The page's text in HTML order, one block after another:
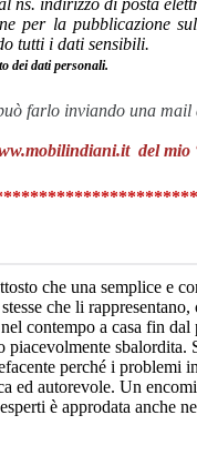
ns. indirizzo di posta
per la
tutti i dati sensibili.
dei dati personali.
farlo inviando una mail
del
che una semplice e
che li
contempo a casa fin
perché i
ed autorevole. Un
è approdata anche